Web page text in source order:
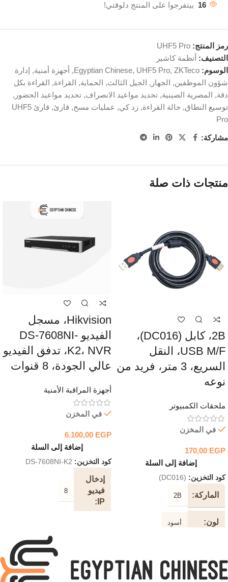
16 بيتفرجوا على المنتج دلوقتي!
رمز المنتج: UHF5 Pro
التصنيف: أنظمة كاشير
الوسوم:
Egyptian Chinese, UHF5 Pro, ZKTeco
, أجهزة أمنية, إدارة
شؤون الموظفين, الجهاز , الجيل الثالث, الحماية, القراءة, القراءة بكل
دقة, المصرية الصينية, تحديد مواعيد الانصراف, تحديد مواعيد الحضور ,
توسيع النطاق, حالة القراءة, زد كي, عمليات مسح, قارئ,
قارئ UHF5
Pro
مشاركة:
منتجات ذات صلة
2B، كابل (DC016)،
USB M/F، النقل
السريع، 3 متر، فريد من
نوعه
ملحقات الكمبيوتر
في المخزن
170,00 EGP
إضافة إلى السلة
كود التخزين: (DC016)
الماركة 2B
لون أسود
الكابل
Hikvision، مسجل
الفيديو DS-7608NI-
K2، NVR، تدفق الفيديو
عالي الجودة، 8 قنوات
أجهزة المراقبة الأمنية
في المخزن
6.100,00 EGP
إضافة إلى السلة
كود التخزين: DS-7608NI-K2
إدخال
فيديو
IP
8
الوارد